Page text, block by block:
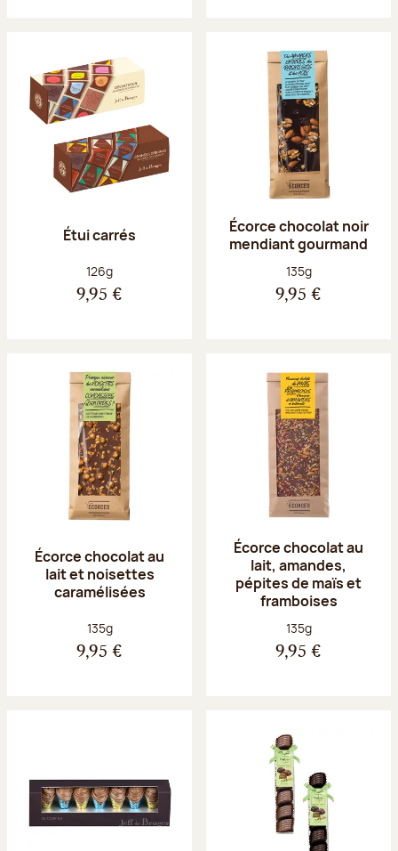
Étui carrés
Poids net :
126g
9,95 €
Écorce chocolat noir
mendiant gourmand
Poids net :
135g
9,95 €
Écorce chocolat au
lait et noisettes
caramélisées
Poids net :
135g
9,95 €
Écorce chocolat au
lait, amandes,
pépites de maïs et
framboises
Poids net :
135g
9,95 €